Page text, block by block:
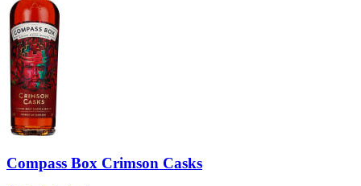
Compass Box Crimson Casks